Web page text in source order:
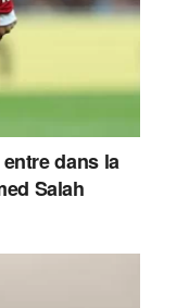
dans la
Salah